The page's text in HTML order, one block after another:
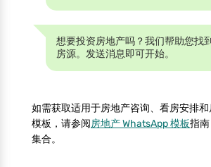
想要投资房地产吗？我们帮助您找
房源。发送消息即可开始。
如需获取适用于房地产咨询、看房安排
模板，请参阅房地产 WhatsApp 模板指
集合。